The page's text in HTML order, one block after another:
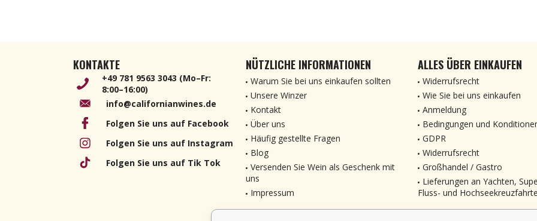
KONTAKTE
+49 781 9563 3043 (Mo–Fr:
8:00–16:00)
info@californianwines.de
Folgen Sie uns auf Facebook
Folgen Sie uns auf Instagram
Folgen Sie uns auf Tik Tok
NÜTZLICHE INFORMATIONEN
Warum Sie bei uns einkaufen sollten
Unsere Winzer
Kontakt
Über uns
Häufig gestellte Fragen
Blog
Versenden Sie Wein als Geschenk mit
uns
Impressum
ALLES ÜBER EINKAUFEN
Widerrufsrecht
Wie Sie bei uns einkaufen
Anmeldung
Bedingungen und
GDPR
Widerrufsrecht
Großhandel / Gastro
Lieferungen an Yachten,
Fluss- und